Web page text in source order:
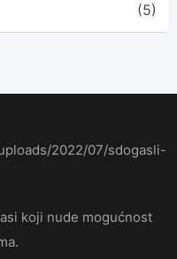
(5)
koji nude mogućnost